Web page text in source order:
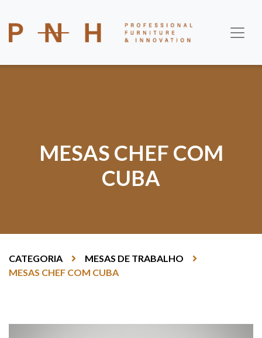
MESAS CHEF COM
CUBA
CATEGORIA
MESAS DE TRABALHO
MESAS CHEF COM CUBA